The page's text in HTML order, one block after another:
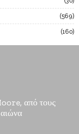
569
160
από τους